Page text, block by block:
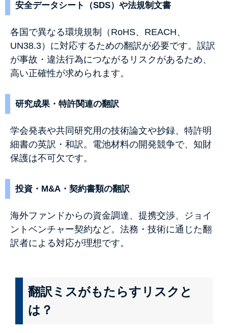
安全データシート（SDS）や法規制文書
各国で異なる環境規制（RoHS、REACH、
UN38.3）に対応するための翻訳が必要です。誤訳
が事故・違法行為につながるリスクがあるため、
高い正確性が求められます。
研究成果・特許関連の翻訳
学会発表や共同研究用の技術論文や抄録、特許明
細書の英訳・和訳。電池材料の開発競争で、知財
保護は不可欠です。
投資・M&A・契約書類の翻訳
海外ファンドからの資金調達、提携交渉、ジョイ
ントベンチャー契約など。法務・技術に通じた翻
訳者による対応が理想です。
翻訳ミスがもたらすリスクと
は？